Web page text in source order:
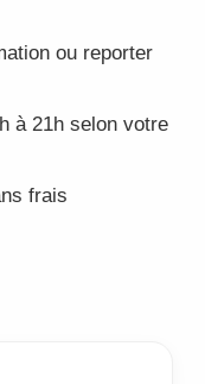
ou reporter
à 21h selon votre
frais